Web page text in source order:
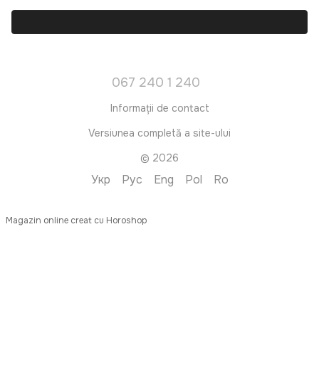
067 240 1 240
Informații de contact
Versiunea completă a site-ului
© 2026
Укр Рус Eng Pol Ro
Magazin online creat cu Horoshop